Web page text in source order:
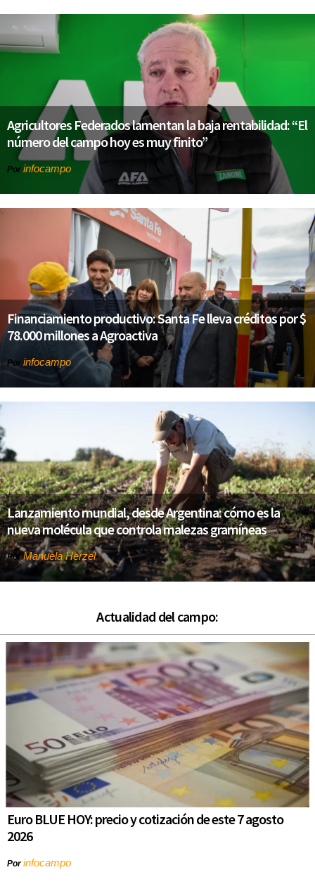
Agricultores Federados lamentan la baja rentabilidad: “El
número del campo hoy es muy finito”
Por infocampo
Financiamiento productivo: Santa Fe lleva créditos por $
78.000 millones a Agroactiva
Por infocampo
Lanzamiento mundial, desde Argentina: cómo es la
nueva molécula que controla malezas gramíneas
PorManuela Herzel
Actualidad del campo:
Euro BLUE HOY: precio y cotización de este 7 agosto
2026
Porinfocampo